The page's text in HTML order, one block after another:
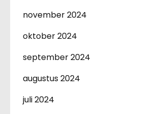
november 2024
oktober 2024
september 2024
augustus 2024
juli 2024